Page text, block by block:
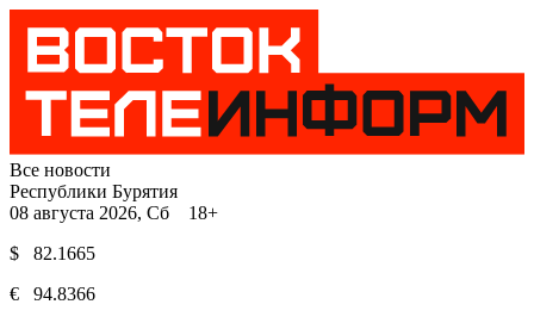
Все новости
Республики Бурятия
08 августа 2026, Сб 18+
$ 82.1665
€ 94.8366